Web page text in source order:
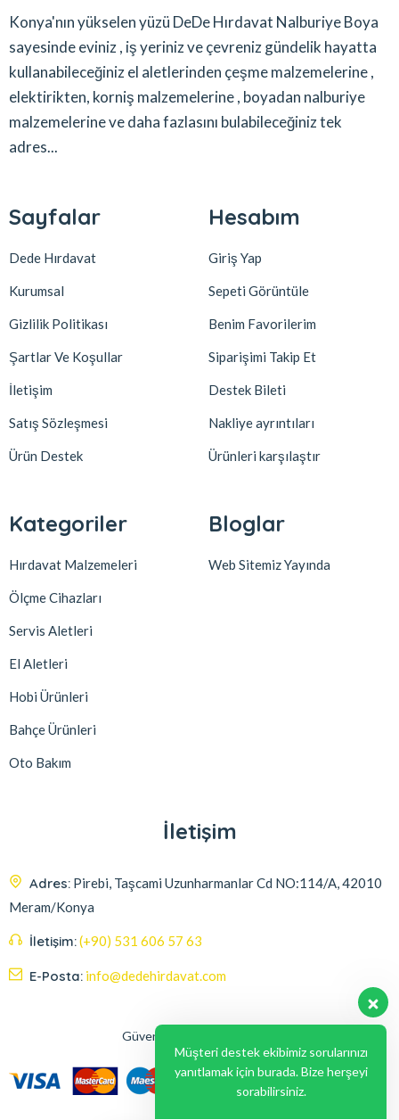
Konya'nın yükselen yüzü DeDe Hırdavat Nalburiye Boya
sayesinde eviniz , iş yeriniz ve çevreniz gündelik hayatta
kullanabileceğiniz el aletlerinden çeşme malzemelerine ,
elektirikten, korniş malzemelerine , boyadan nalburiye
malzemelerine ve daha fazlasını bulabileceğiniz tek
adres...
Sayfalar
Dede Hırdavat
Kurumsal
Gizlilik Politikası
Şartlar Ve Koşullar
İletişim
Satış Sözleşmesi
Ürün Destek
Hesabım
Giriş Yap
Sepeti Görüntüle
Benim Favorilerim
Siparişimi Takip Et
Destek Bileti
Nakliye ayrıntıları
Ürünleri karşılaştır
Kategoriler
Hırdavat Malzemeleri
Ölçme Cihazları
Servis Aletleri
El Aletleri
Hobi Ürünleri
Bahçe Ürünleri
Oto Bakım
Bloglar
Web Sitemiz Yayında
İletişim
Adres: Pirebi, Taşcami Uzunharmanlar Cd NO:114/A, 42010
Meram/Konya
İletişim:(+90) 531 606 57 63
E-Posta: info@dedehirdavat.com
Güvenli Ödeme Seçenekleri
Müşteri destek ekibimiz sorularınızı
yanıtlamak için burada. Bize herşeyi
sorabilirsiniz.